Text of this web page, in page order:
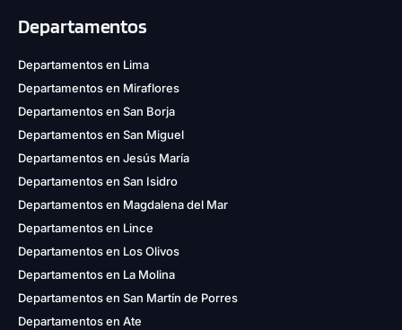
Departamentos
Departamentos en Lima
Departamentos en Miraflores
Departamentos en San Borja
Departamentos en San Miguel
Departamentos en Jesús María
Departamentos en San Isidro
Departamentos en Magdalena del Mar
Departamentos en Lince
Departamentos en Los Olivos
Departamentos en La Molina
Departamentos en San Martín de Porres
Departamentos en Ate